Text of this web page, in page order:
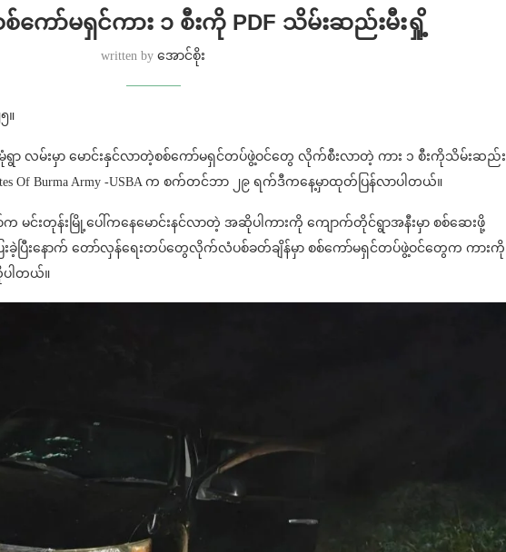
စ်ကော်မရှင်ကား ၁ စီးကို PDF သိမ်းဆည်းမီးရှို့
written byအောင်စိုး
။
မုံရွာ လမ်းမှာ မောင်းနှင်လာတဲ့စစ်ကော်မရှင်တပ်ဖွဲ့ဝင်တွေ လိုက်စီးလာတဲ့ ကား ၁ စီးကိုသိမ်းဆည်း
Of Burma Army -USBA က စက်တင်ဘာ ၂၉ ရက်ဒီကနေ့မှာထုတ်ပြန်လာပါတယ်။
မင်းတုန်းမြို့ပေါ်ကနေမောင်းနင်လာတဲ့ အဆိုပါကားကို ကျောက်တိုင်ရွာအနီးမှာ စစ်ဆေးဖို့
ခဲ့ပြီးနောက် တော်လှန်ရေးတပ်တွေလိုက်လံပစ်ခတ်ချိန်မှာ စစ်ကော်မရှင်တပ်ဖွဲ့ဝင်တွေက ကားကို
ပါတယ်။